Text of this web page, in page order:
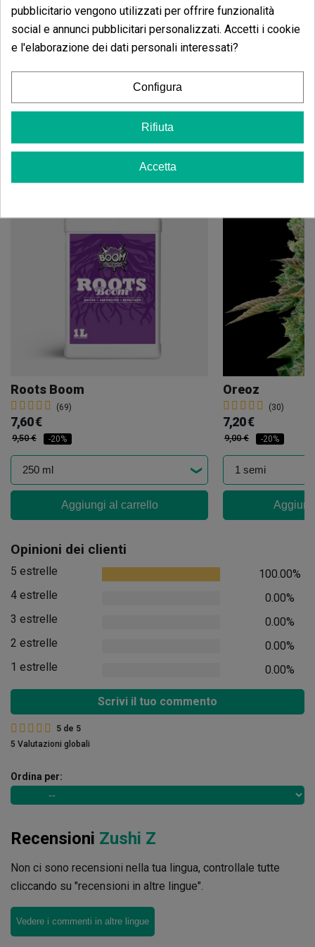
senza rinunciare alla qualità.
I semi di marijuana sono venduti a scopo decorativo e
da collezione. GB The Green Brand non è responsabile
dell'uso o della coltivazione di questi semi.
Potrebbe anche piacerti
Roots Boom
(69)
7,60 €
9,50 € -20%
Aggiungi al carrello
Oreoz
(30)
7,20 €
9,00 € -20%
Opinioni dei clienti
5 estrelle
100.00%
4 estrelle
0.00%
3 estrelle
0.00%
2 estrelle
0.00%
1 estrelle
0.00%
Scrivi il tuo commento
5 de 5
5 Valutazioni globali
Ordina per:
Recensioni Zushi Z
Non ci sono recensioni nella tua lingua, controllale tutte
cliccando su "recensioni in altre lingue".
Vedere i commenti in altre lingue
pubblicitario vengono utilizzati per offrire funzionalità
social e annunci pubblicitari personalizzati. Accetti i cookie
e l'elaborazione dei dati personali interessati?
Configura
Rifiuta
Accetta